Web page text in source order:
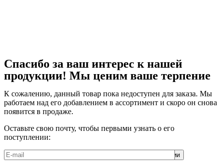
Спасибо за ваш интерес к нашей
продукции! Мы ценим ваше терпение
К сожалению, данный товар пока недоступен для заказа. Мы
работаем над его добавлением в ассортимент и скоро он снова
появится в продаже.
Оставьте свою почту, чтобы первыми узнать о его
поступлении: